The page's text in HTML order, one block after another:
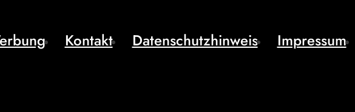
Kontakt Datenschutzhinweis Impressum